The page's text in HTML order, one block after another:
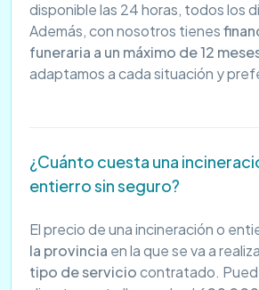
disponible las 24 horas, todos los
Además, con nosotros tienes
funeraria a un máximo de 12
adaptamos a cada situación y
¿Cuánto cuesta una
entierro sin seguro?
El precio de una incineración o
la provincia en la que se va a
tipo de serviciocontratado.